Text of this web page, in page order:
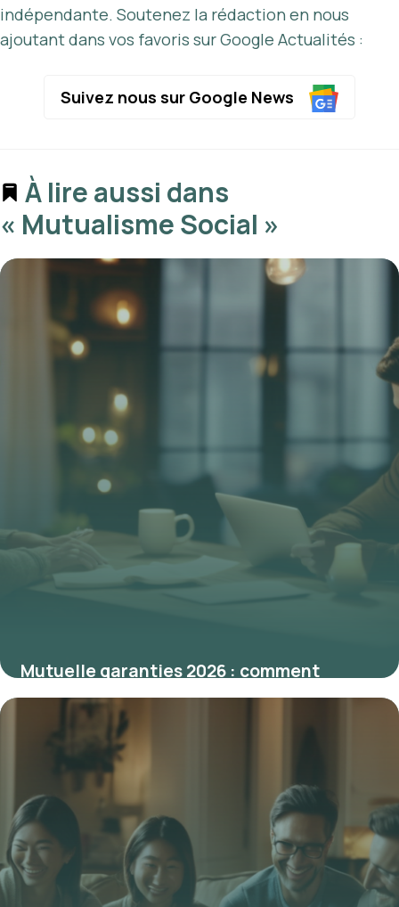
indépendante. Soutenez la rédaction en nous
ajoutant dans vos favoris sur Google Actualités :
Suivez nous sur Google News
À lire aussi dans
« Mutualisme Social »
Mutuelle garanties 2026 : comment
choisir la meilleure couverture santé
26 février 2026